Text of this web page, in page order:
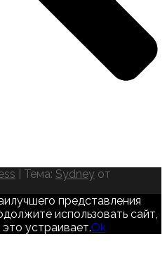
Тема: Sydney от
представления
использовать сайт,
устраивает.Ok